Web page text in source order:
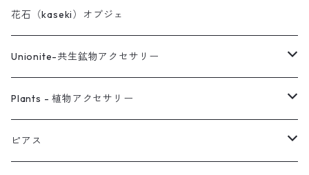
花石（kaseki）オブジェ
Unionite-共生鉱物アクセサリー
ピアス
ネックレス
Plants - 植物アクセサリー
ピアス
ピアス